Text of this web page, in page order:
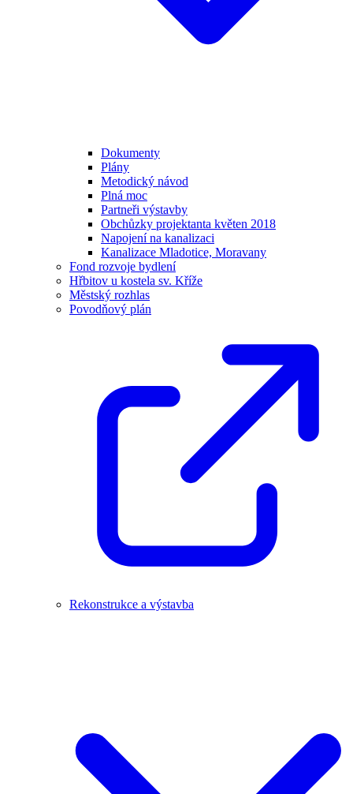
Dokumenty
Plány
Metodický návod
Plná moc
Partneři výstavby
Obchůzky projektanta květen 2018
Napojení na kanalizaci
Kanalizace Mladotice, Moravany
Fond rozvoje bydlení
Hřbitov u kostela sv. Kříže
Městský rozhlas
Povodňový plán
Rekonstrukce a výstavba